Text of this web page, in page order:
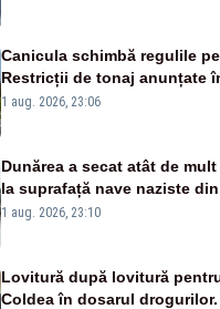
Canicula schimbă regulile
Restricții de tonaj anunțate
județe
1 aug. 2026, 23:06
Dunărea a secat atât de
la suprafață nave naziste
război mondial
1 aug. 2026, 23:10
Lovitură după lovitură
Coldea în dosarul